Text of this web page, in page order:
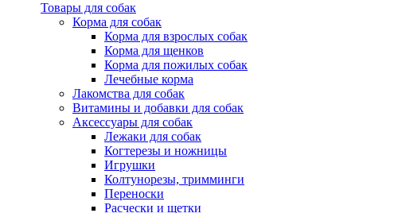
Товары для собак
Корма для собак
Корма для взрослых собак
Корма для щенков
Корма для пожилых собак
Лечебные корма
Лакомства для собак
Витамины и добавки для собак
Аксессуары для собак
Лежаки для собак
Когтерезы и ножницы
Игрушки
Колтунорезы, тримминги
Переноски
Расчески и щетки